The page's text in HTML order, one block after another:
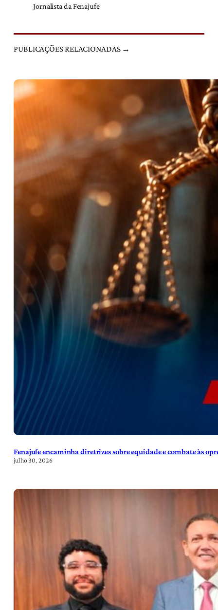
Jornalista da Fenajufe
PUBLICAÇÕES RELACIONADAS →
Fenajufe encaminha diretrizes sobre equidade e combate às
julho 30, 2026